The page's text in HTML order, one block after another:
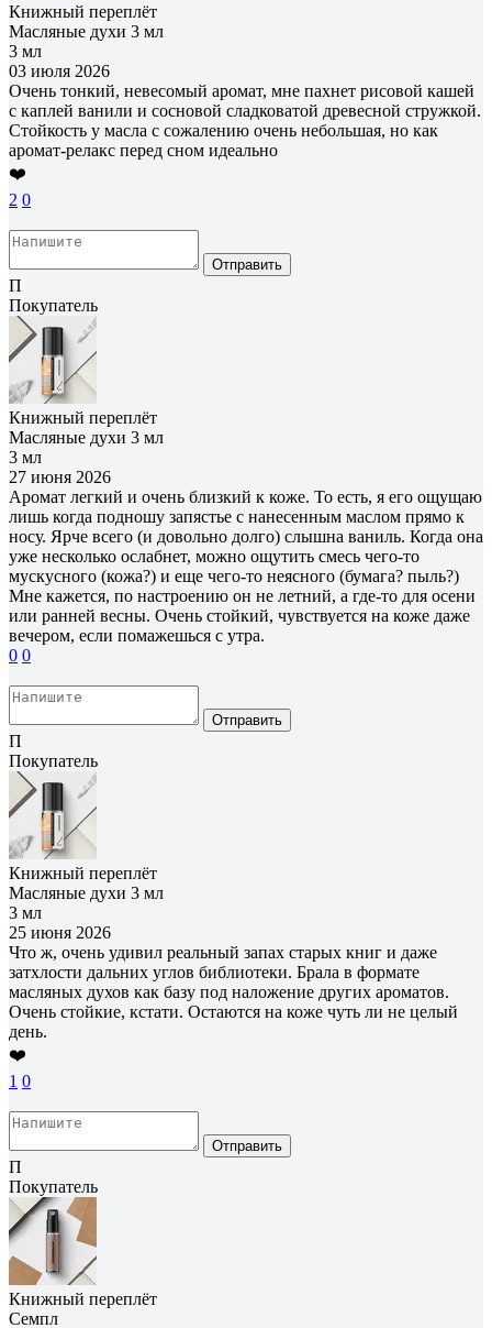
Книжный переплёт
Масляные духи 3 мл
3 мл
03 июля 2026
Очень тонкий, невесомый аромат, мне пахнет рисовой кашей
с каплей ванили и сосновой сладковатой древесной стружкой.
Стойкость у масла с сожалению очень небольшая, но как
аромат-релакс перед сном идеально
❤️
2 0
Отправить
П
Покупатель
Книжный переплёт
Масляные духи 3 мл
3 мл
27 июня 2026
Аромат легкий и очень близкий к коже. То есть, я его ощущаю
лишь когда подношу запястье с нанесенным маслом прямо к
носу. Ярче всего (и довольно долго) слышна ваниль. Когда она
уже несколько ослабнет, можно ощутить смесь чего-то
мускусного (кожа?) и еще чего-то неясного (бумага? пыль?)
Мне кажется, по настроению он не летний, а где-то для осени
или ранней весны. Очень стойкий, чувствуется на коже даже
вечером, если помажешься с утра.
0 0
Отправить
П
Покупатель
Книжный переплёт
Масляные духи 3 мл
3 мл
25 июня 2026
Что ж, очень удивил реальный запах старых книг и даже
затхлости дальних углов библиотеки. Брала в формате
масляных духов как базу под наложение других ароматов.
Очень стойкие, кстати. Остаются на коже чуть ли не целый
день.
❤️
1 0
Отправить
П
Покупатель
Книжный переплёт
Семпл